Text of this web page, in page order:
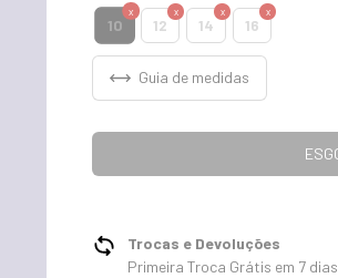
10 12 14 16
Guia de medidas
Trocas e Devoluções
Primeira Troca Grátis em 7 dias